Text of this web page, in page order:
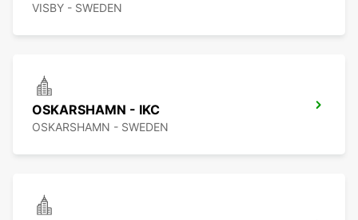
VISBY - SWEDEN
OSKARSHAMN - IKC
OSKARSHAMN - SWEDEN